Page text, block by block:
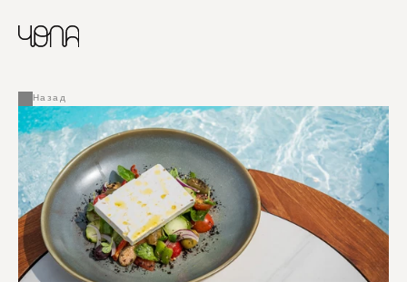
ARABIC
Назад